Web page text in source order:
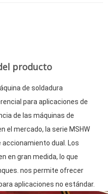
producto
de soldadura
para aplicaciones de
de las máquinas de
el mercado, la serie MSHW
dual. Los
en gran medida, lo que
nos permite ofrecer
aplicaciones no estándar.